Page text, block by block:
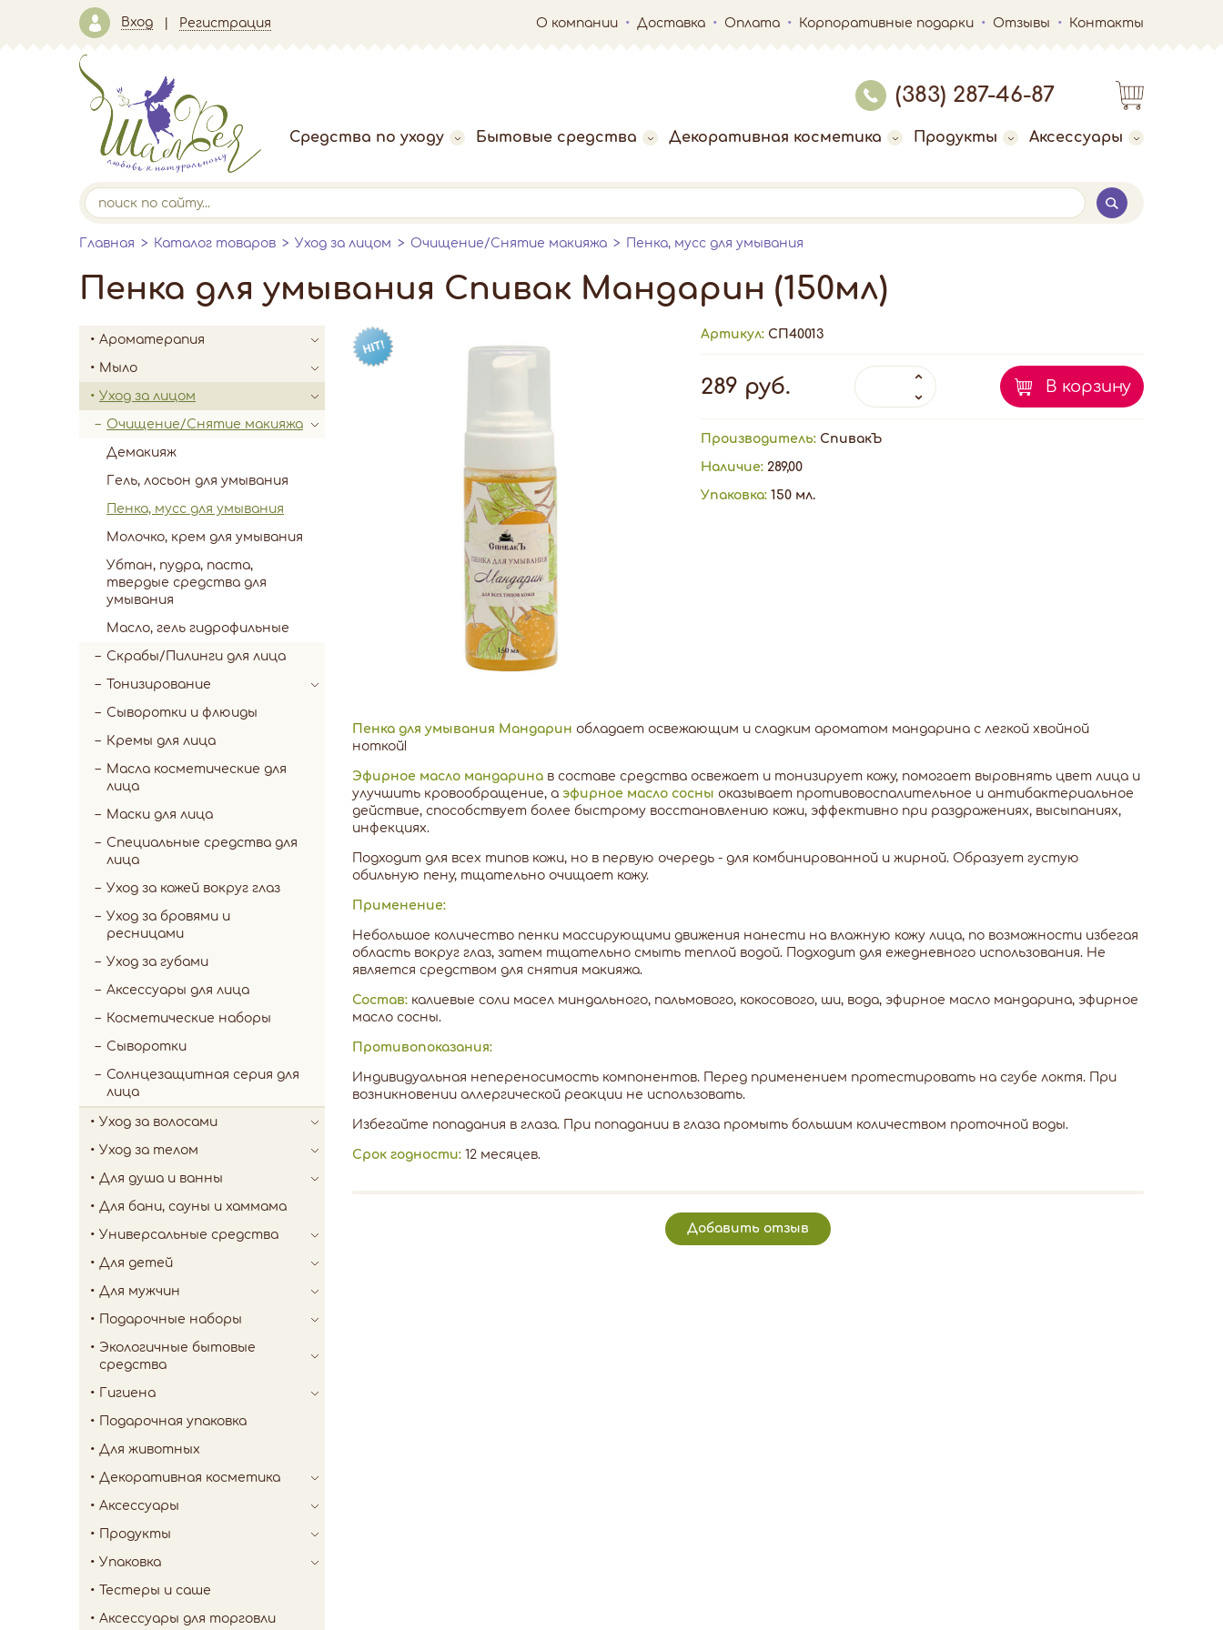
Вход Регистрация О компании Доставка Оплата Корпоративные подарки Отзывы Контакты
(383) 287-46-87
Средства по уходу Бытовые средства Декоративная косметика Продукты Аксессуары
Главная Каталог товаров Уход за лицом Очищение/Снятие макияжа Пенка, мусс для умывания
Пенка для умывания Спивак Мандарин (150мл)
Ароматерапия
Мыло
Уход за лицом
Очищение/Снятие макияжа
Демакияж
Гель, лосьон для умывания
Пенка, мусс для умывания
Молочко, крем для умывания
Убтан, пудра, паста,
твердые средства для
умывания
Масло, гель гидрофильные
Скрабы/Пилинги для лица
Тонизирование
Сыворотки и флюиды
Кремы для лица
Масла косметические для
лица
Маски для лица
Специальные средства для
лица
Уход за кожей вокруг глаз
Уход за бровями и
ресницами
Уход за губами
Аксессуары для лица
Косметические наборы
Сыворотки
Солнцезащитная серия для
лица
Уход за волосами
Уход за телом
Для душа и ванны
Для бани, сауны и хаммама
Универсальные средства
Для детей
Для мужчин
Подарочные наборы
Экологичные бытовые
средства
Гигиена
Подарочная упаковка
Для животных
Декоративная косметика
Аксессуары
Продукты
Упаковка
Тестеры и саше
Аксессуары для торговли
Артикул:СП40013
289 руб. В корзину
Производитель: СпивакЪ
Наличие:289,00
Упаковка:150 мл.
Пенка для умывания Мандарин обладает освежающим и сладким ароматом мандарина с легкой хвойной
ноткой!
Эфирное масло мандарина в составе средства освежает и тонизирует кожу, помогает выровнять цвет лица и
улучшить кровообращение, а эфирное масло сосны оказывает противовоспалительное и антибактериальное
действие, способствует более быстрому восстановлению кожи, эффективно при раздражениях, высыпаниях,
инфекциях.
Подходит для всех типов кожи, но в первую очередь - для комбинированной и жирной. Образует густую
обильную пену, тщательно очищает кожу.
Применение:
Небольшое количество пенки массирующими движения нанести на влажную кожу лица, по возможности избегая
область вокруг глаз, затем тщательно смыть теплой водой. Подходит для ежедневного использования. Не
является средством для снятия макияжа.
Состав: калиевые соли масел миндального, пальмового, кокосового, ши, вода, эфирное масло мандарина, эфирное
масло сосны.
Противопоказания:
Индивидуальная непереносимость компонентов. Перед применением протестировать на сгубе локтя. При
возникновении аллергической реакции не использовать.
Избегайте попадания в глаза. При попадании в глаза промыть большим количеством проточной воды.
Срок годности: 12 месяцев.
Добавить отзыв